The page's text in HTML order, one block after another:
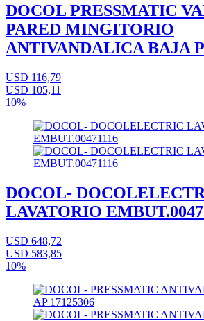
DOCOL PRESSMATIC
PARED MINGITORIO
ANTIVANDALICA BAJA
USD 116,79
USD 105,11
10%
DOCOL-
LAVATORIO
USD 648,72
USD 583,85
10%